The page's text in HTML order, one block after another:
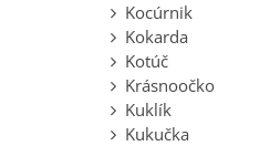
Kocúrnik
Kokarda
Kotúč
Krásnoočko
Kuklík
Kukučka